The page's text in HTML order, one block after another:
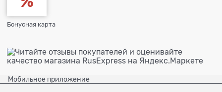
Бонусная карта
Мобильное приложение